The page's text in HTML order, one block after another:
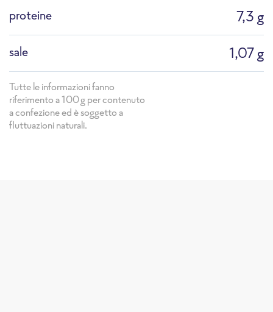
proteine 7,3 g
sale 1,07 g
Tutte le informazioni fanno
riferimento a 100g per contenuto
a confezione ed è soggetto a
fluttuazioni naturali.